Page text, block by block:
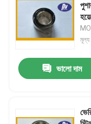
উদ্ধৃতির জন্য আবেদন
ইস্পাত সর্পিল স্প্রিং
টর্জন সর্পিল স্প্রিং
ভালো দাম